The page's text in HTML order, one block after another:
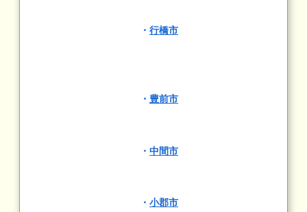
・ 行橋市
・ 豊前市
・ 中間市
・ 小郡市